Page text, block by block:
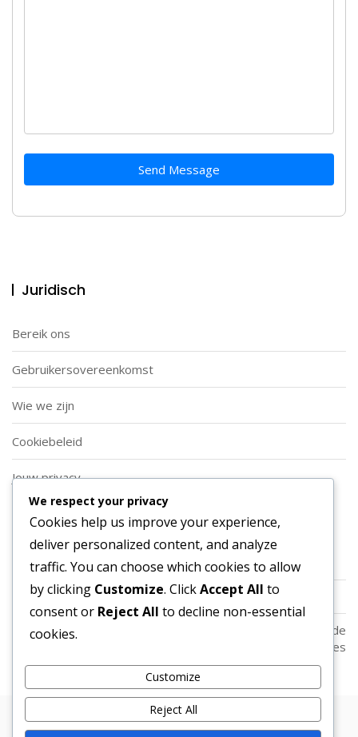
Send Message
Juridisch
Bereik ons
Gebruikersovereenkomst
Wie we zijn
Cookiebeleid
Jouw privacy
Categorieën
Soorten Aanvallende Voetbalformaties
Spelersrollen in Aanvallende Voetbalformaties
Strategische Toepassingen van Aanvallende
Voetbalformaties
Copyright © 2026 Bosa. Powered byBosa Themes
We respect your privacy
Cookies help us improve your experience,
deliver personalized content, and analyze
traffic. You can choose which cookies to allow
by clicking Customize. ClickAccept All to
consent or Reject All to decline non-essential
cookies.
Customize
Reject All